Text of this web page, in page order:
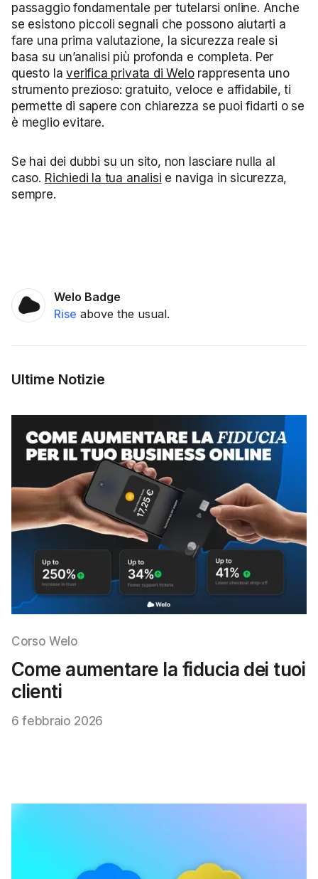
passaggio fondamentale per tutelarsi online. Anche
se esistono piccoli segnali che possono aiutarti a
fare una prima valutazione, la sicurezza reale si
basa su un’analisi più profonda e completa. Per
questo laverifica privata di Welorappresenta uno
strumento prezioso: gratuito, veloce e affidabile, ti
permette di sapere con chiarezza se puoi fidarti o se
è meglio evitare.
Se hai dei dubbi su un sito, non lasciare nulla al
caso. Richiedi la tua analisi e naviga in sicurezza,
sempre.
Welo Badge
Rise above the usual.
Ultime Notizie
Corso Welo
Come aumentare la fiducia dei tuoi
clienti
6 febbraio 2026